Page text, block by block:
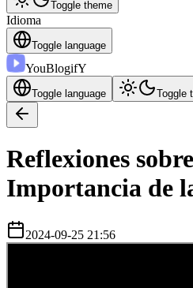
Toggle theme
Idioma
Toggle language
YouBlogifY
Toggle language Toggle
Reflexiones
Importancia de
2024-09-25 21:56